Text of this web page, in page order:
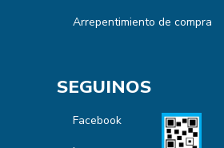
Arrepentimiento de compra
SEGUINOS
Facebook